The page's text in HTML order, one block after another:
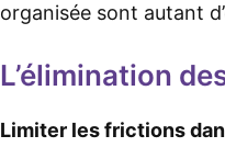
organisée sont autant
L’élimination
Limiter les frictions